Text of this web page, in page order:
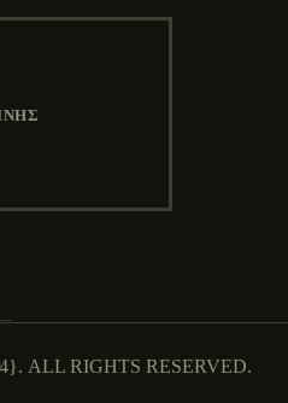
ALL RIGHTS RESERVED.